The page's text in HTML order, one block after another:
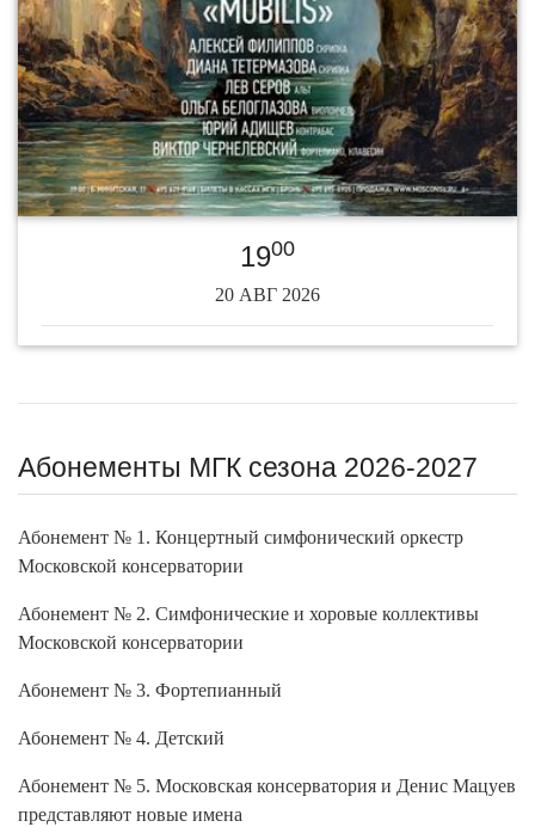
1900
20 АВГ 2026
Абонементы МГК сезона 2026-2027
Абонемент № 1. Концертный симфонический оркестр
Московской консерватории
Абонемент № 2. Симфонические и хоровые коллективы
Московской консерватории
Абонемент № 3. Фортепианный
Абонемент № 4. Детский
Абонемент № 5. Московская консерватория и Денис Мацуев
представляют новые имена